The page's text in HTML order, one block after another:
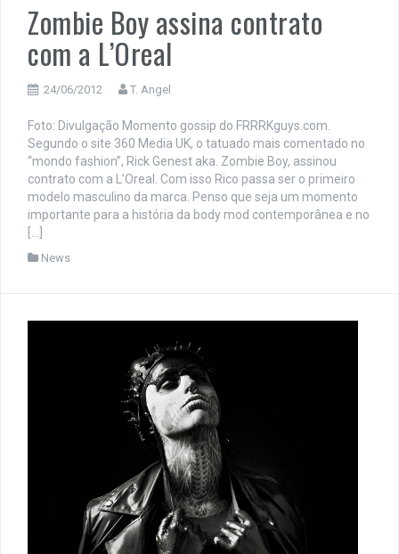
Zombie Boy assina contrato
com a L’Oreal
24/06/2012 T. Angel
Foto: Divulgação Momento gossip do FRRRKguys.com.
Segundo o site 360 Media UK, o tatuado mais comentado no
“mondo fashion”, Rick Genest aka. Zombie Boy, assinou
contrato com a L’Oreal. Com isso Rico passa ser o primeiro
modelo masculino da marca. Penso que seja um momento
importante para a história da body mod contemporânea e no
News